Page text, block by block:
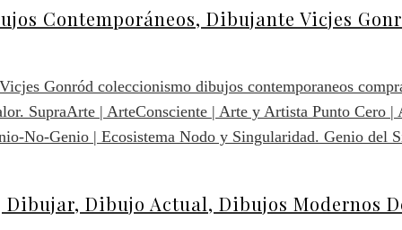
Contemporáneos, Dibujante Vicjes
Dibujo Actual, Dibujos Modernos